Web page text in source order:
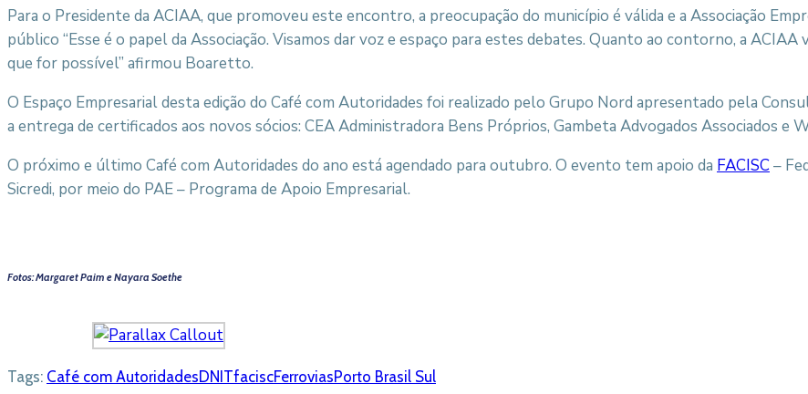
Para o Presidente da ACIAA, que promoveu este encontro, a preocupação do município é válida e a Associação
público “Esse é o papel da Associação. Visamos dar voz e espaço para estes debates. Quanto ao contorno, a
que for possível” afirmou Boaretto.
O Espaço Empresarial desta edição do Café com Autoridades foi realizado pelo Grupo Nord apresentado pela
a entrega de certificados aos novos sócios: CEA Administradora Bens Próprios, Gambeta Advogados Associados e
O próximo e último Café com Autoridades do ano está agendado para outubro. O evento tem apoio da FACISC–
Sicredi, por meio do PAE – Programa de Apoio Empresarial.
Fotos: Margaret Paim e Nayara Soethe
Tags: Café com AutoridadesDNITfaciscFerroviasPorto Brasil Sul